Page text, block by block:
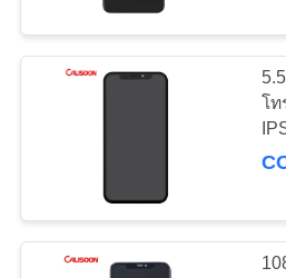
แบตเตอรี่สํา
รับ Iphone 6
โท